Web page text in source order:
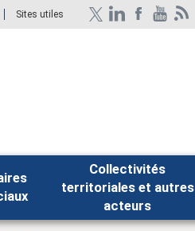
Sites utiles
Collectivités
territoriales et autres
acteurs